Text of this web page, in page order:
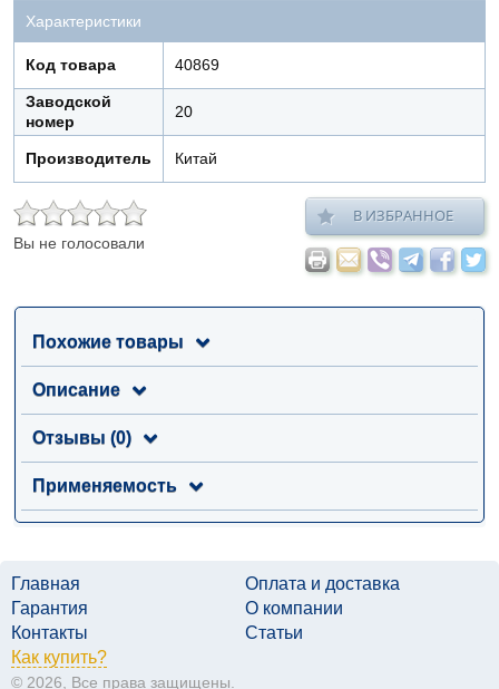
Характеристики
Код товара 40869
Заводской
номер
20
Производитель Китай
Вы не голосовали
В ИЗБРАННОЕ
Похожие товары
Описание
Отзывы (0)
Применяемость
Главная
Оплата и доставка
Гарантия
О компании
Контакты
Статьи
Как купить?
© 2026, Все права защищены.